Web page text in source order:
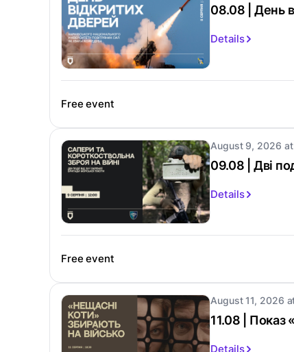
08.08 | День
Details
Free event
August 9, 2026
09.08 | Дві
Details
Free event
August 11, 2026
11.08 | Показ
Details